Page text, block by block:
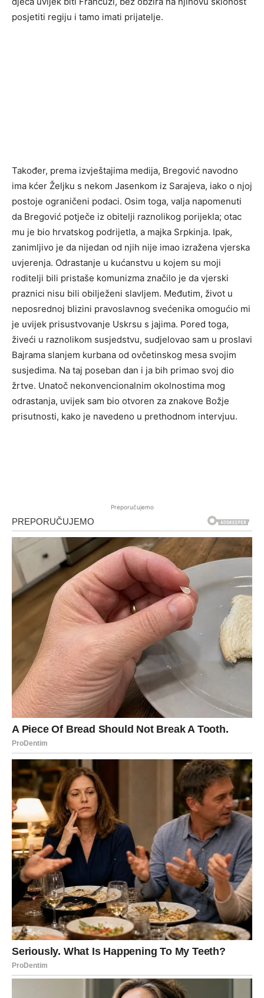
posjetiti regiju i tamo imati prijatelje.
Također, prema izvještajima medija, Bregović navodno
ima kćer Željku s nekom Jasenkom iz Sarajeva, iako o njoj
postoje ograničeni podaci. Osim toga, valja napomenuti
da Bregović potječe iz obitelji raznolikog porijekla; otac
mu je bio hrvatskog podrijetla, a majka Srpkinja. Ipak,
zanimljivo je da nijedan od njih nije imao izražena vjerska
uvjerenja. Odrastanje u kućanstvu u kojem su moji
roditelji bili pristaše komunizma značilo je da vjerski
praznici nisu bili obilježeni slavljem. Međutim, život u
neposrednoj blizini pravoslavnog svećenika omogućio mi
je uvijek prisustvovanje Uskrsu s jajima. Pored toga,
živeći u raznolikom susjedstvu, sudjelovao sam u proslavi
Bajrama slanjem kurbana od ovčetinskog mesa svojim
susjedima. Na taj poseban dan i ja bih primao svoj dio
žrtve. Unatoč nekonvencionalnim okolnostima mog
odrastanja, uvijek sam bio otvoren za znakove Božje
prisutnosti, kako je navedeno u prethodnom intervjuu.
Preporučujemo